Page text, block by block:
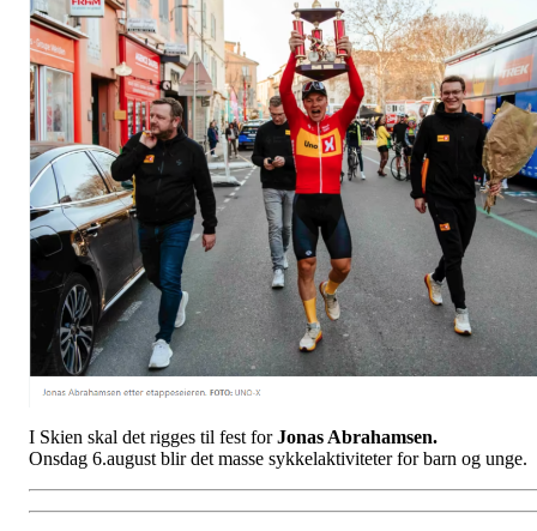
I Skien skal det rigges til fest forJonas Abrahamsen.
Onsdag 6.august blir det masse sykkelaktiviteter for barn og unge.